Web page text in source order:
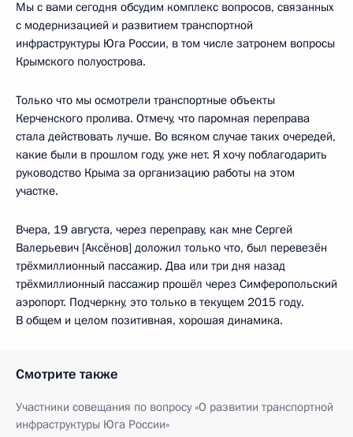
Мы с вами сегодня обсудим комплекс вопросов, связанных
с модернизацией и развитием транспортной
инфраструктуры Юга России, в том числе затронем вопросы
Крымского полуострова.
Только что мы осмотрели транспортные объекты
Керченского пролива. Отмечу, что паромная переправа
стала действовать лучше. Во всяком случае таких очередей,
какие были в прошлом году, уже нет. Я хочу поблагодарить
руководство Крыма за организацию работы на этом
участке.
Вчера, 19 августа, через переправу, как мне Сергей
Валерьевич [Аксёнов] доложил только что, был перевезён
трёхмиллионный пассажир. Два или три дня назад
трёхмиллионный пассажир прошёл через Симферопольский
аэропорт. Подчеркну, это только в текущем 2015 году.
В общем и целом позитивная, хорошая динамика.
Смотрите также
Участники совещания по вопросу «О развитии транспортной
инфраструктуры Юга России»